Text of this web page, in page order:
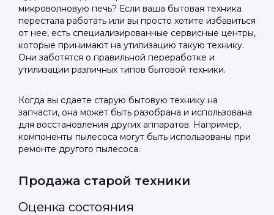
микроволновую печь? Если ваша бытовая техника
перестала работать или вы просто хотите избавиться
от нее, есть специализированные сервисные центры,
которые принимают на утилизацию такую технику.
Они заботятся о правильной переработке и
утилизации различных типов бытовой техники.
Когда вы сдаете старую бытовую технику на
запчасти, она может быть разобрана и использована
для восстановления других аппаратов. Например,
компоненты пылесоса могут быть использованы при
ремонте другого пылесоса.
Продажа старой техники
Оценка состояния